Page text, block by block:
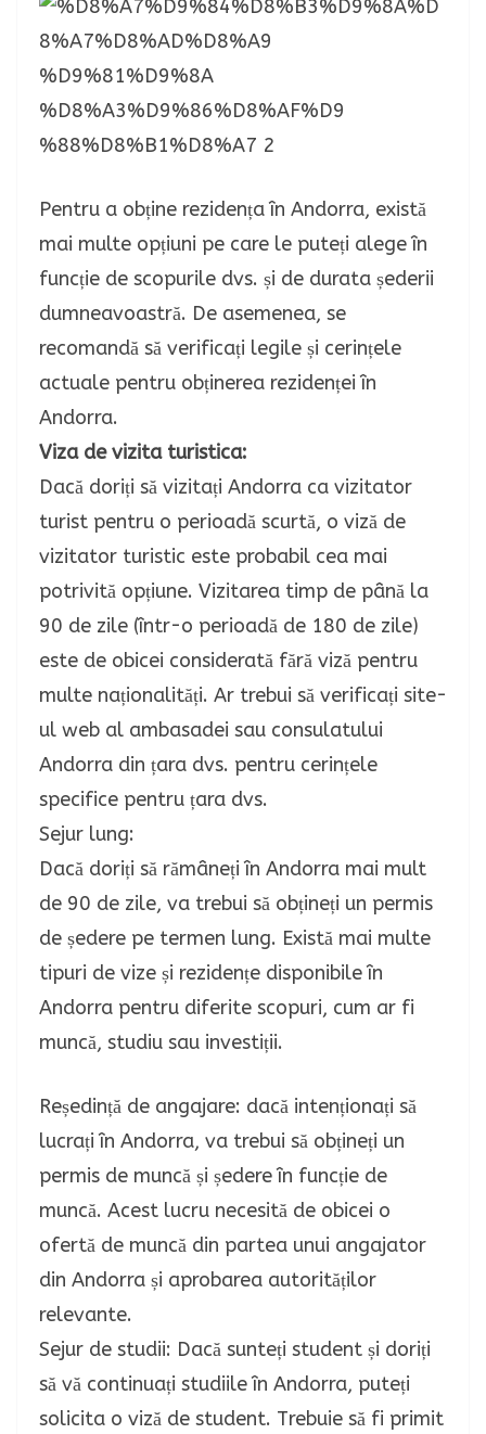
Pentru a obține rezidența în Andorra, există
mai multe opțiuni pe care le puteți alege în
funcție de scopurile dvs. și de durata șederii
dumneavoastră. De asemenea, se
recomandă să verificați legile și cerințele
actuale pentru obținerea rezidenței în
Andorra.
Viza de vizita turistica:
Dacă doriți să vizitați Andorra ca vizitator
turist pentru o perioadă scurtă, o viză de
vizitator turistic este probabil cea mai
potrivită opțiune. Vizitarea timp de până la
90 de zile (într-o perioadă de 180 de zile)
este de obicei considerată fără viză pentru
multe naționalități. Ar trebui să verificați site-
ul web al ambasadei sau consulatului
Andorra din țara dvs. pentru cerințele
specifice pentru țara dvs.
Sejur lung:
Dacă doriți să rămâneți în Andorra mai mult
de 90 de zile, va trebui să obțineți un permis
de ședere pe termen lung. Există mai multe
tipuri de vize și rezidențe disponibile în
Andorra pentru diferite scopuri, cum ar fi
muncă, studiu sau investiții.
Reședință de angajare: dacă intenționați să
lucrați în Andorra, va trebui să obțineți un
permis de muncă și ședere în funcție de
muncă. Acest lucru necesită de obicei o
ofertă de muncă din partea unui angajator
din Andorra și aprobarea autorităților
relevante.
Sejur de studii: Dacă sunteți student și doriți
să vă continuați studiile în Andorra, puteți
solicita o viză de student. Trebuie să fi primit